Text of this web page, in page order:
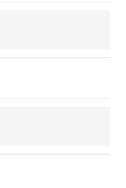
止の手続につ
せて頂きま